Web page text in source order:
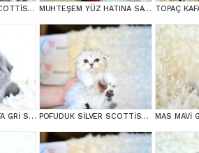
++ KALİTE SİLVER SCOTTİSH FOLD MUHTEŞEM YÜZ HATINA SAHİP SİLVER SCOTTİSH FOLD
MUHTEŞEM TOP KAFA GRİ SCOTTİSH FOLD POFUDUK SİLVER SCOTTİSH FOLD